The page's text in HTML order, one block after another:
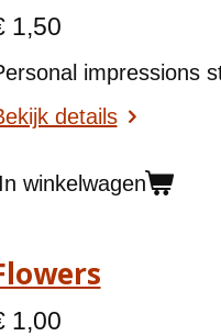
1,50
impressions
details
winkelwagen
1,00